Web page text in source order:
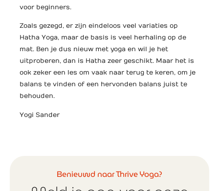
voor beginners.
Zoals gezegd, er zijn eindeloos veel variaties op
Hatha Yoga, maar de basis is veel herhaling op de
mat. Ben je dus nieuw met yoga en wil je het
uitproberen, dan is Hatha zeer geschikt. Maar het is
ook zeker een les om vaak naar terug te keren, om je
balans te vinden of een hervonden balans juist te
behouden.
Yogi Sander
Benieuwd naar Thrive Yoga?